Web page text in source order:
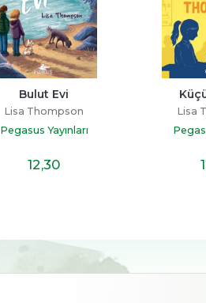
Küçük Şeyler
Lisa Thompson
Pegasus Yayınları
12,30
Lisa